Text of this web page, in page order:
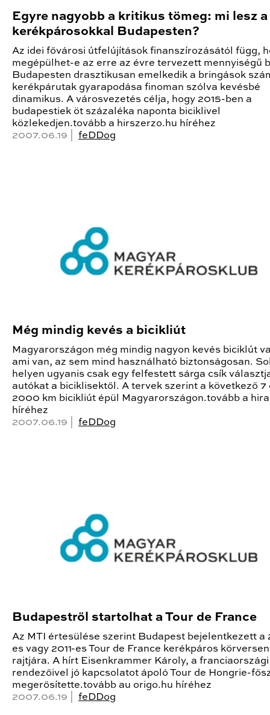
Egyre nagyobb a kritikus tömeg: mi lesz a
kerékpárosokkal Budapesten?
Az idei fővárosi útfelújítások finanszírozásától függ,
megépülhet-e az erre az évre tervezett mennyiségű
Budapesten drasztikusan emelkedik a bringások
kerékpárutak gyarapodása finoman szólva kevésbé
dinamikus. A városvezetés célja, hogy 2015-ben a
budapestiek öt százaléka naponta biciklivel
közlekedjen.tovább a hirszerzo.hu híréhez
2007.06.19 | feDDog
Még mindig kevés a bicikliút
Magyarországon még mindig nagyon kevés biciklút
ami van, az sem mind használható biztonságosan.
helyen ugyanis csak egy felfestett sárga csík
autókat a biciklisektől. A tervek szerint a következő 7
2000 km bicikliút épül Magyarországon.tovább a
híréhez
2007.06.19 | feDDog
Budapestről startolhat a Tour de France
Az MTI értesülése szerint Budapest bejelentkezett a
es vagy 2011-es Tour de France kerékpáros
rajtjára. A hírt Eisenkrammer Károly, a
rendezőivel jó kapcsolatot ápoló Tour de Hongrie-
megerősítette.tovább au origo.hu híréhez
2007.06.19 | feDDog